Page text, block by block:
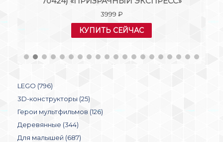
3999 ₽
КУПИТЬ СЕЙЧАС
LEGO (796)
3D-конструкторы (25)
Герои мультфильмов (126)
Деревянные (344)
Для малышей (687)